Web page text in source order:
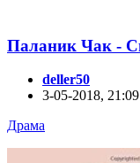
Паланик Чак -
deller50
3-05-2018, 21:09
Драма